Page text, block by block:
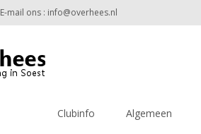
E-mail ons : info@overhees.nl
naarClubinfo Algemeen